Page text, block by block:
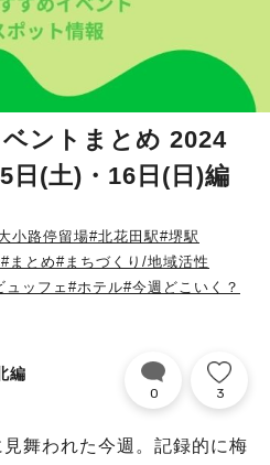
ベントまとめ 2024
日(土)・16日(日)編
小路停留場#北花田駅#堺駅
#まとめ#まちづくり/地域活性
ュッフェ #ホテル#今週どこいく？
編
0 3
舞われた今週。記録的に梅